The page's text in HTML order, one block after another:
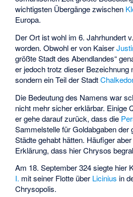
wichtigsten Übergänge zwischen
Europa.
Der Ort ist wohl im 6. Jahrhundert
worden. Obwohl er von Kaiser
größte Stadt des Abendlandes“
er jedoch trotz dieser Bezeichnung
sondern ein Teil der Stadt
Die Bedeutung des Namens war
nicht mehr sicher erklärbar. Einige
er gehe darauf zurück, dass die
Sammelstelle für Goldabgaben der
Städte gehabt hätten. Häufiger
Erklärung, dass hierChrysos
Am 18. September 324 siegte hier
I. mit seiner Flotte über Licinius in
Chrysopolis.